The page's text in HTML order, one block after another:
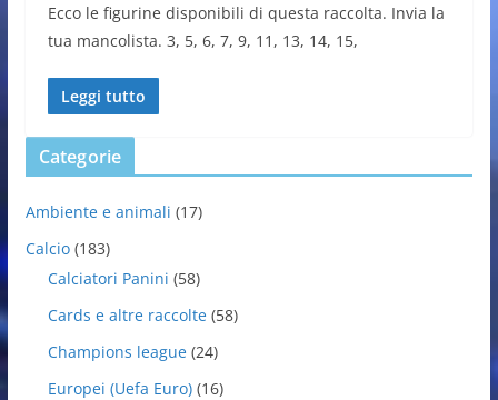
Ecco le figurine disponibili di questa raccolta. Invia la
tua mancolista. 3, 5, 6, 7, 9, 11, 13, 14, 15,
Leggi tutto
Categorie
Ambiente e animali (17)
Calcio(183)
Calciatori Panini (58)
Cards e altre raccolte(58)
Champions league(24)
Europei (Uefa Euro)(16)